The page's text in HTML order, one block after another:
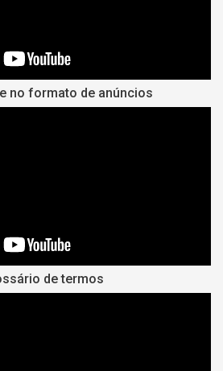
no formato de anúncios
de termos